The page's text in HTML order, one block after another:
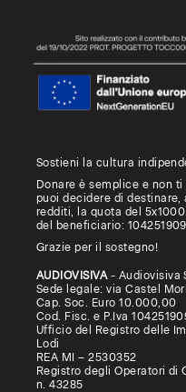
Sostieni la cultura
Donare è semplice e non
puoi decidere di
redditi, la quota del
del beneficiario:
Grazie per il sostegno!
AUDIOVISIVA- Audiovisiva
Sede legale: via Castel
Cap. Soc. Euro 10.000,00
Cod. Fisc. e P.Iva
Ufficio del Registro delle
Lodi
REA MI – 2530352
Registro degli Operatori di
n. 43285